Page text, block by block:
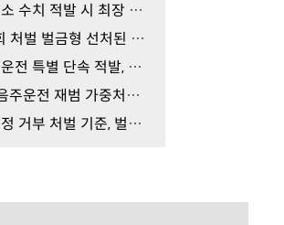
음주 면허취소 수치 적발 시 최장 5년 결격기간 피하…
음주운전3회 처벌 벌금형 선처된 이들, 실형과 '이것'…
휴가철 음주운전 특별 단속 적발, 숙취운전도? 지금 …
10년 이내 음주운전 재범 가중처벌의 공포, 구속 수사…
음주운전 측정 거부 처벌 기준, 벌금 가능할까? 실형 …